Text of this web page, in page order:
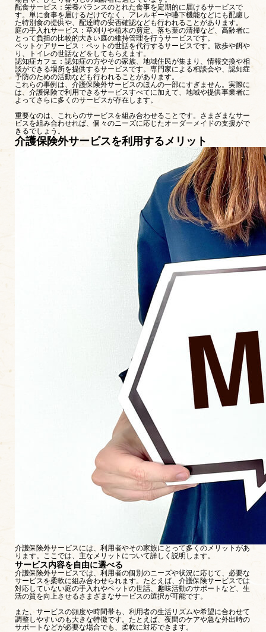
配食サービス：栄養バランスのとれた食事を定期的に届けるサービスで
す。単に食事を届けるだけでなく、アレルギーや嚥下機能などにも配慮し
た特別食の提供や、配達時の安否確認なども行われることがあります。
庭の手入れサービス：草刈りや植木の剪定、落ち葉の清掃など、高齢者に
とって負担の比較的大きい庭の維持管理を行うサービスです。
ペットケアサービス：ペットの世話を代行するサービスです。散歩や餌や
り、トイレの世話などをしてもらえます。
認知症カフェ：認知症の方やその家族、地域住民が集まり、情報交換や相
談ができる場所を提供するサービスです。専門家による相談会や、認知症
予防のための活動なども行われることがあります。
これらの事例は、介護保険外サービスのほんの一部にすぎません。実際に
は、介護保険で利用できるサービスすべてに加えて、地域や提供事業者に
よってさらに多くのサービスが存在します。
重要なのは、これらのサービスを組み合わせることです。さまざまなサー
ビスを組み合わせれば、個々のニーズに応じたオーダーメイドの支援がで
きるでしょう。
介護保険外サービスを利用するメリット
介護保険外サービスには、利用者やその家族にとって多くのメリットがあ
ります。ここでは、主なメリットについて詳しく説明します。
サービス内容を自由に選べる
介護保険外サービスでは、利用者の個別のニーズや状況に応じて、必要な
サービスを柔軟に組み合わせられます。たとえば、介護保険サービスでは
対応していない庭の手入れやペットの世話、趣味活動のサポートなど、生
活の質を向上させるさまざまなサービスの選択が可能です。
また、サービスの頻度や時間帯も、利用者の生活リズムや希望に合わせて
調整しやすいのも大きな特徴です。たとえば、夜間のケアや急な外出時の
サポートなどが必要な場合でも、柔軟に対応できます。